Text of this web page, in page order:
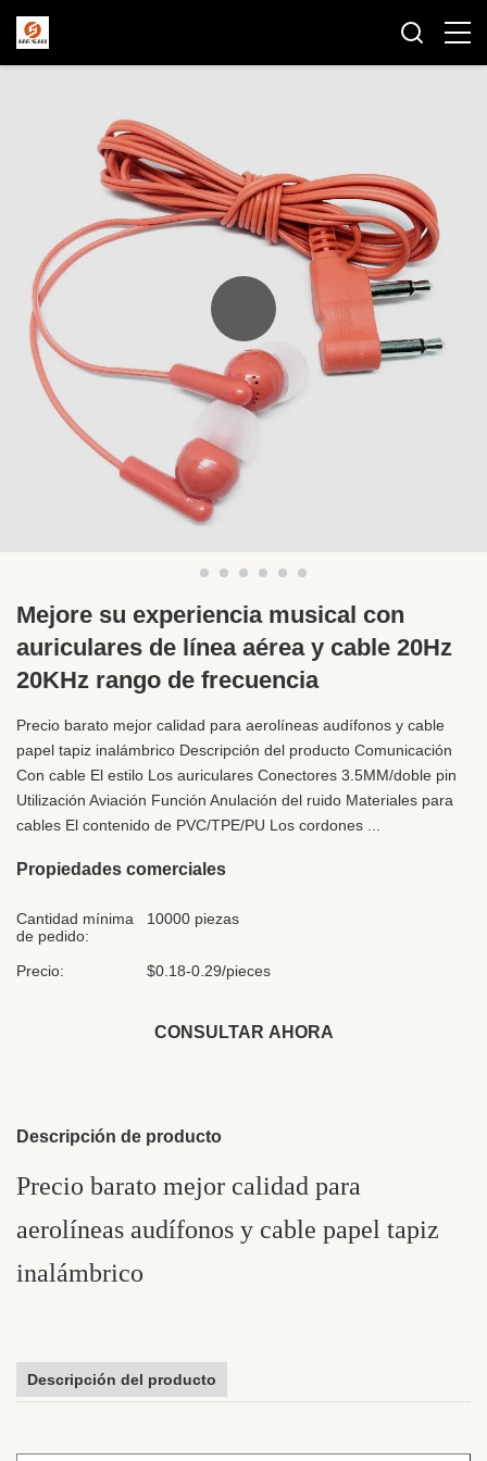
Mejore su experiencia musical con
auriculares de línea aérea y cable 20Hz
20KHz rango de frecuencia
Precio barato mejor calidad para aerolíneas audífonos y cable
papel tapiz inalámbrico Descripción del producto Comunicación
Con cable El estilo Los auriculares Conectores 3.5MM/doble pin
Utilización Aviación Función Anulación del ruido Materiales para
cables El contenido de PVC/TPE/PU Los cordones ...
Propiedades comerciales
Cantidad mínima
de pedido:
10000 piezas
Precio: $0.18-0.29/pieces
CONSULTAR AHORA
Descripción de producto
Precio barato mejor calidad para
aerolíneas audífonos y cable papel tapiz
inalámbrico
Descripción del producto